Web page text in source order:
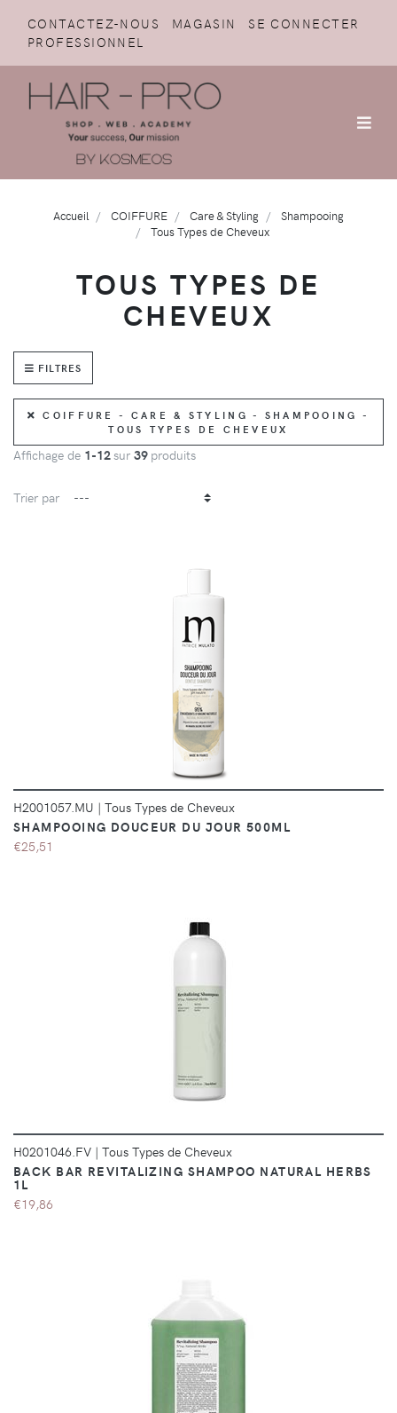
CONTACTEZ-NOUS MAGASIN
SE CONNECTER
PROFESSIONNEL
Accueil COIFFURE Care & Styling
Shampooing
Tous Types de Cheveux
TOUS TYPES DE
CHEVEUX
FILTRES
COIFFURE - CARE & STYLING - SHAMPOOING -
TOUS TYPES DE CHEVEUX
Affichage de 1-12sur 39 produits
Trier par
DÉTAILS
H2001057.MU | Tous Types de Cheveux
SHAMPOOING DOUCEUR DU JOUR 500ML
€25,51
DÉTAILS
H0201046.FV | Tous Types de Cheveux
BACK BAR REVITALIZING SHAMPOO NATURAL HERBS
1L
€19,86
DÉTAILS